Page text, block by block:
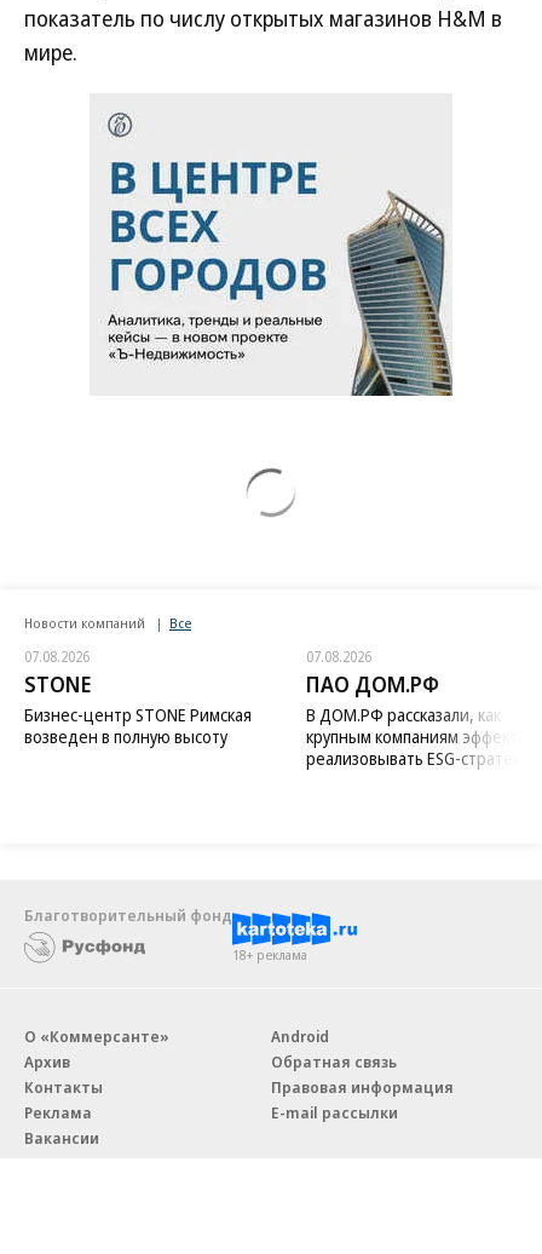
показатель по числу открытых магазинов H&M в
мире.
Новости компаний Все
07.08.2026
STONE
Бизнес-центр STONE Римская
возведен в полную высоту
07.08.2026
ПАО ДОМ.РФ
В ДОМ.РФ рассказали, как
крупным компаниям
реализовывать ESG-стратегию
Благотворительный фонд
18+ реклама
О «Коммерсанте»
Архив
Контакты
Реклама
Вакансии
Android
Обратная связь
Правовая информация
E-mail рассылки